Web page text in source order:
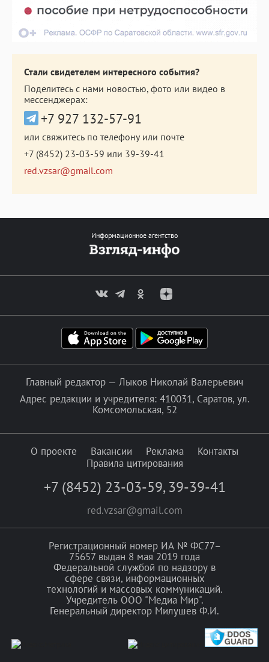
Стали свидетелем интересного события?
Поделитесь с нами новостью, фото или видео в
мессенджерах:
+7 927 132-57-91
или свяжитесь по телефону или почте
+7 (8452) 23-03-59 или 39-39-41
red.vzsar@gmail.com
Информационное агентство
Главный редактор — Лыков Николай Валерьевич
Адрес редакции и учредителя: 410031, Саратов, ул.
Комсомольская, 52
О проекте Вакансии Реклама
Контакты
Правила цитирования
+7 (8452) 23-03-59, 39-39-41
red.vzsar@gmail.com
Регистрационный номер ИА № ФС77–
75657 выдан 8 мая 2019 года
Федеральной службой по надзору в
сфере связи, информационных
технологий и массовых коммуникаций.
Учредитель ООО "Медиа Мир".
Генеральный директор Милушев Ф.И.